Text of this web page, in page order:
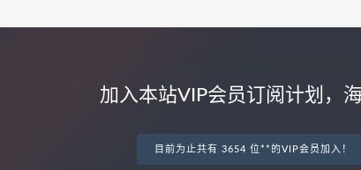
加入本站VIP会员订阅计划，
目前为止共有 3654 位**的VIP会员加入！